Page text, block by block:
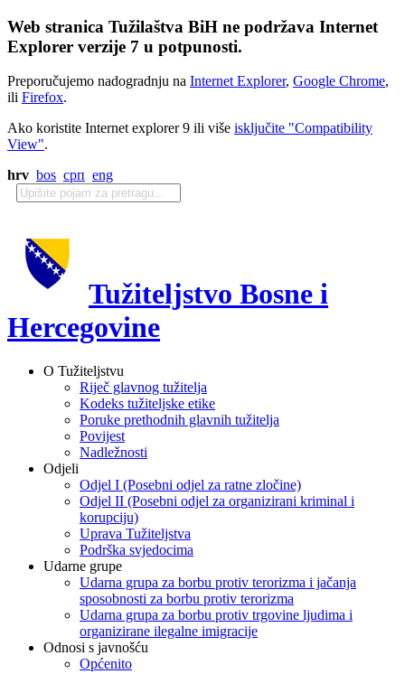
Web stranica Tužilaštva BiH ne podržava Internet
Explorer verzije 7 u potpunosti.
Preporučujemo nadogradnju na Internet Explorer, Google Chrome,
ili Firefox.
Ako koristite Internet explorer 9 ili više isključite "Compatibility
View".
hrv bos срп eng
Tužiteljstvo Bosne i
Hercegovine
O Tužiteljstvu
Riječ glavnog tužitelja
Kodeks tužiteljske etike
Poruke prethodnih glavnih tužitelja
Povijest
Nadležnosti
Odjeli
Odjel I (Posebni odjel za ratne zločine)
Odjel II (Posebni odjel za organizirani kriminal i
korupciju)
Uprava Tužiteljstva
Podrška svjedocima
Udarne grupe
Udarna grupa za borbu protiv terorizma i jačanja
sposobnosti za borbu protiv terorizma
Udarna grupa za borbu protiv trgovine ljudima i
organizirane ilegalne imigracije
Odnosi s javnošću
Općenito